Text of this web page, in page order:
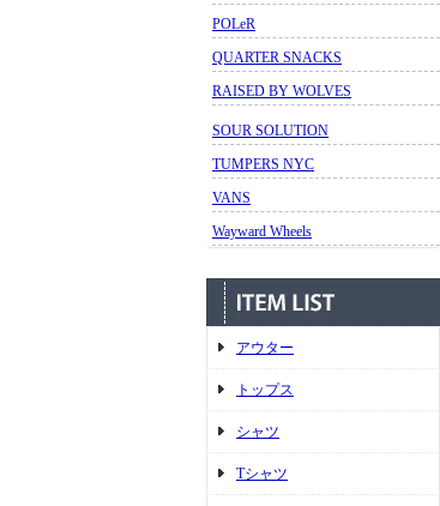
POLeR
QUARTER SNACKS
RAISED BY WOLVES
SOUR SOLUTION
TUMPERS NYC
VANS
Wayward Wheels
アウター
トップス
シャツ
Tシャツ